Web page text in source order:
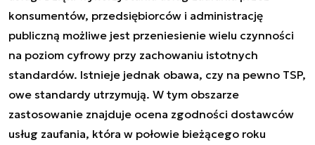
konsumentów, przedsiębiorców i administrację
publiczną możliwe jest przeniesienie wielu czynności
na poziom cyfrowy przy zachowaniu istotnych
standardów. Istnieje jednak obawa, czy na pewno TSP,
owe standardy utrzymują. W tym obszarze
zastosowanie znajduje ocena zgodności dostawców
usług zaufania, która w połowie bieżącego roku